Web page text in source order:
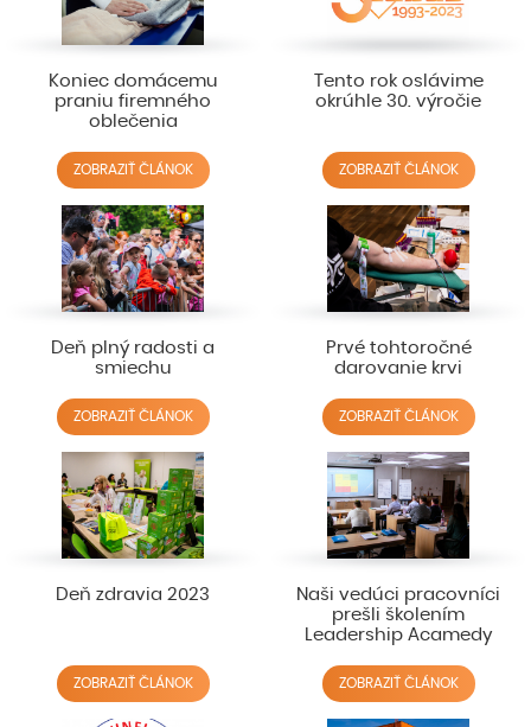
Koniec domácemu
praniu firemného
oblečenia
ZOBRAZIŤ ČLÁNOK
Tento rok oslávime
okrúhle 30. výročie
ZOBRAZIŤ ČLÁNOK
Deň plný radosti a
smiechu
ZOBRAZIŤ ČLÁNOK
Prvé tohtoročné
darovanie krvi
ZOBRAZIŤ ČLÁNOK
Deň zdravia 2023
ZOBRAZIŤ ČLÁNOK
Naši vedúci pracovníci
prešli školením
Leadership Acamedy
ZOBRAZIŤ ČLÁNOK